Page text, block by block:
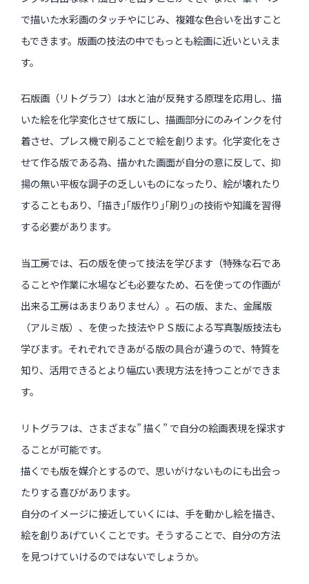
で描いた水彩画のタッチやにじみ、複雑な色合いを出すこと
もできます。版画の技法の中でもっとも絵画に近いといえま
す。
石版画（リトグラフ）は水と油が反発する原理を応用し、描
いた絵を化学変化させて版にし、描画部分にのみインクを付
着させ、プレス機で刷ることで絵を創ります。化学変化をさ
せて作る版である為、描かれた画面が自分の意に反して、抑
揚の無い平板な調子の乏しいものになったり、絵が壊れたり
することもあり、｢描き｣｢版作り｣｢刷り｣の技術や知識を習得
する必要があります。
当工房では、石の版を使って技法を学びます（特殊な石であ
ることや作業に水場なども必要なため、石を使っての作画が
出来る工房はあまりありません）。石の版、また、金属版
（アルミ版）、を使った技法やＰＳ版による写真製版技法も
学びます。それぞれできあがる版の具合が違うので、特質を
知り、活用できるとより幅広い表現方法を持つことができま
す。
リトグラフは、さまざまな” 描く” で自分の絵画表現を探求す
ることが可能です。
描くでも版を媒介とするので、思いがけないものにも出会っ
たりする喜びがあります。
自分のイメージに接近していくには、手を動かし絵を描き、
絵を創りあげていくことです。そうすることで、自分の方法
を見つけていけるのではないでしょうか。